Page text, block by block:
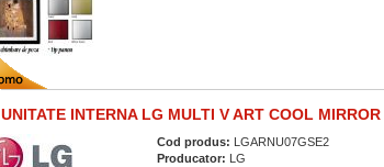
UNITATE INTERNA LG MULTI V ART COOL
Cod produs: LGARNU07GSE2
Producator: LG